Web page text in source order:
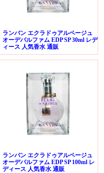
ランバン エクラドゥアルページュ
オーデパルファム EDP SP 30ml レデ
ィース 人気香水 通販
ランバン エクラドゥアルページュ
オーデパルファム EDP SP 100ml レ
ディース 人気香水 通販